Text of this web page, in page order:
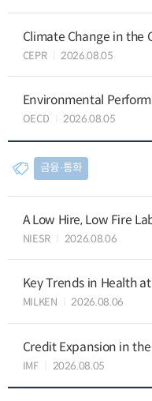
Climate Change in the
CEPR 2026.08.05
Environmental
OECD 2026.08.05
금융∙통화
A Low Hire, Low Fire
NIESR 2026.08.06
Key Trends in Health
MILKEN 2026.08.06
Credit Expansion in
IMF 2026.08.05